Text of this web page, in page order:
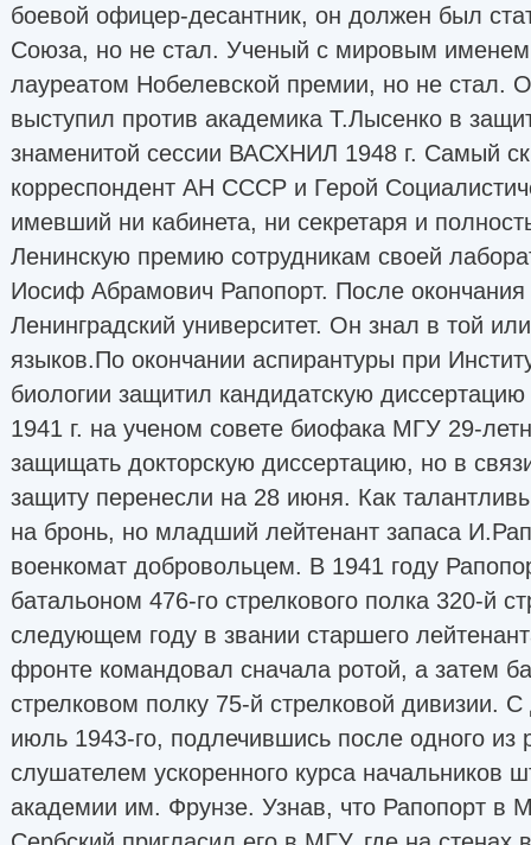
боевой офицер-десантник, он должен был
Союза, но не стал. Ученый с мировым
лауреатом Нобелевской премии, но не стал.
выступил против академика Т.Лысенко в
знаменитой сессии ВАСХНИЛ 1948 г. Самый
корреспондент АН СССР и Герой
имевший ни кабинета, ни секретаря и
Ленинскую премию сотрудникам своей
Иосиф Абрамович Рапопорт. После
Ленинградский университет. Он знал в той
языков.По окончании аспирантуры при
биологии защитил кандидатскую
1941 г. на ученом совете биофака МГУ 29-
защищать докторскую диссертацию, но в
защиту перенесли на 28 июня. Как
на бронь, но младший лейтенант запаса
военкомат добровольцем. В 1941 году
батальоном 476-го стрелкового полка 320-й
следующем году в звании старшего
фронте командовал сначала ротой, а затем
стрелковом полку 75-й стрелковой дивизии.
июль 1943-го, подлечившись после одного из
слушателем ускоренного курса начальников
академии им. Фрунзе. Узнав, что Рапопорт в